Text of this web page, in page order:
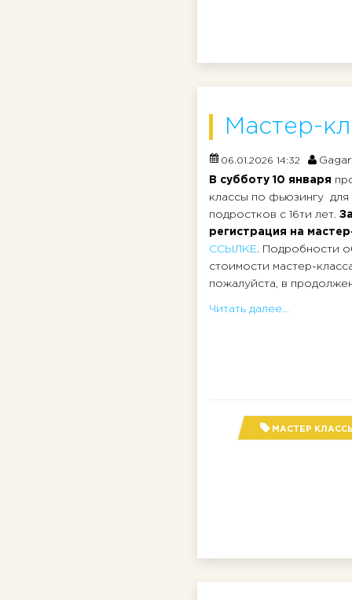
Мастер-
06.01.2026 14:32
В субботу 10 января
классы по фьюзингу для
подростков с 16ти лет.
регистрация на
ССЫЛКЕ. Подробности
стоимости мастер-
пожалуйста, в
Читать далее...
МАСТЕР